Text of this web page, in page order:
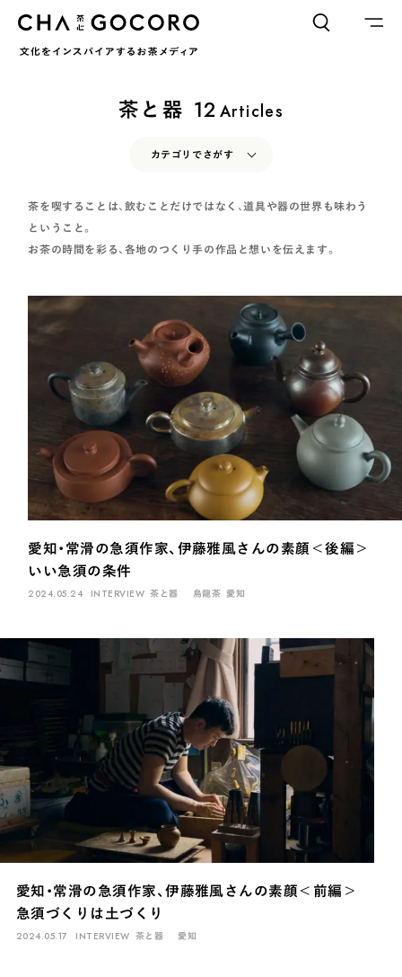
ワードでさがす
INTERVIEW
PAUSE & INSPIRE ファーストプレイスで、お茶を COLUMN
COLOURS BY CHAGOCORO
お茶でさがす
萎凋茶 発酵茶 ほうじ茶 紅茶 玄米茶
ブレンドティー 釜炒り茶 番茶 台湾茶 抹茶
ハーブティー 白葉茶 玉露 茎茶 碾茶 中国茶 粉茶
白茶 烏龍茶 ミルクティー かぶせ茶 ダージリン
場所でさがす
長野 埼玉 大阪 千葉 静岡
岐阜 三重 鹿児島 長崎 京都 山梨 石川
茶と器 12 Articles
カテゴリでさがす
INTERVIEW CHAGOCORO TALK イベント
PAUSE & INSPIRE ファーストプレイスで、お茶を
COLOURS BY CHAGOCORO
茶を喫することは、飲むことだけではなく、道具や器の世界も味わう
ということ。
お茶の時間を彩る、各地のつくり手の作品と想いを伝えます。
愛知・常滑の急須作家、伊藤雅風さんの素顔＜後編＞
いい急須の条件
2024.05.24 INTERVIEW 茶と器 烏龍茶 愛知
愛知・常滑の急須作家、伊藤雅風さんの素顔＜前編＞
急須づくりは土づくり
2024.05.17 INTERVIEW 茶と器 愛知